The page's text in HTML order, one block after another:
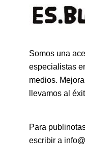
Somos una
especialistas
medios.
llevamos al
Para
escribir a